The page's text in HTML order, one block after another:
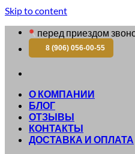
Skip to content
перед приездом
8 (906) 056-00-55
О КОМПАНИИ
БЛОГ
ОТЗЫВЫ
КОНТАКТЫ
ДОСТАВКА И ОПЛАТА